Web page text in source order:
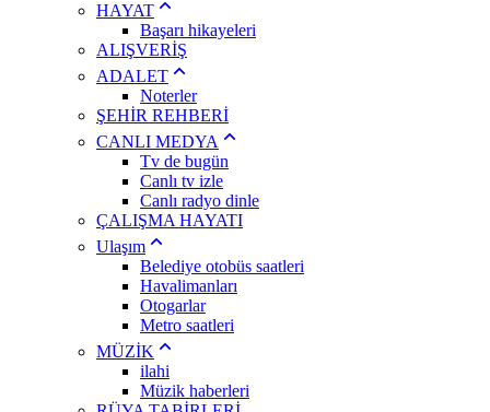
HAYAT
Başarı hikayeleri
ALIŞVERİŞ
ADALET
Noterler
ŞEHİR REHBERİ
CANLI MEDYA
Tv de bugün
Canlı tv izle
Canlı radyo dinle
ÇALIŞMA HAYATI
Ulaşım
Belediye otobüs saatleri
Havalimanları
Otogarlar
Metro saatleri
MÜZİK
ilahi
Müzik haberleri